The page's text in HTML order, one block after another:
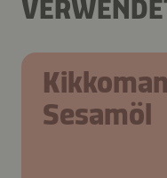
Sesamöl